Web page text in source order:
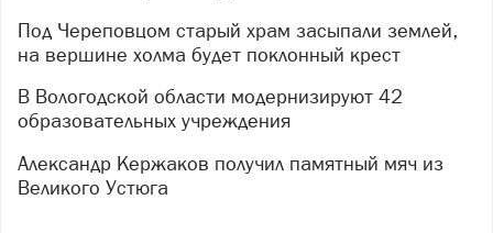
Под Череповцом старый храм засыпали землей,
на вершине холма будет поклонный крест
В Вологодской области модернизируют 42
образовательных учреждения
Александр Кержаков получил памятный мяч из
Великого Устюга